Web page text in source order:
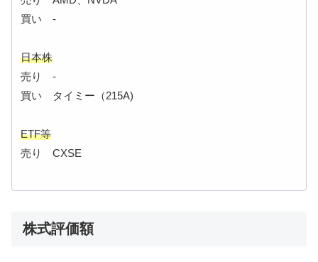
買い -
日本株
売り -
買い タイミー（215A)
ETF等
売り CXSE
株式評価額